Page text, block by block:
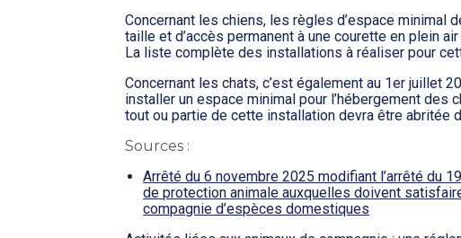
Concernant les chiens, les règles d’espace minimal
taille et d’accès permanent à une courette en plein
La liste complète des installations à réaliser pour
Concernant les chats, c’est également au 1er juillet
installer un espace minimal pour l’hébergement des
tout ou partie de cette installation devra être abritée
Sources :
Arrêté du 6 novembre 2025 modifiant l’arrêté du
de protection animale auxquelles doivent
compagnie d’espèces domestiques